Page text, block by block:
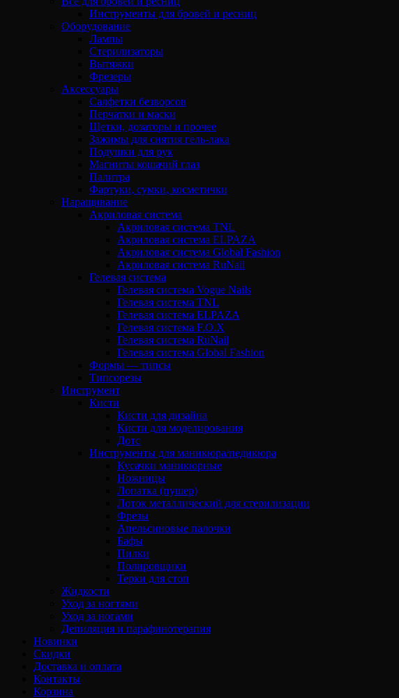
Инструменты для бровей и ресниц
Оборудование
Лампы
Стерилизаторы
Вытяжки
Фрезеры
Аксессуары
Салфетки безворсов
Перчатки и маски
Щетки, дозаторы и прочее
Зажимы для снятия гель-лака
Подушки для рук
Магниты кошачий глаз
Палитра
Фартуки, сумки, косметички
Наращивание
Акриловая система
Акриловая система TNL
Акриловая система ELPAZA
Акриловая система Global Fashion
Акриловая система RuNail
Гелевая система
Гелевая система Vogue Nails
Гелевая система TNL
Гелевая система ELPAZA
Гелевая система F.O.X
Гелевая система RuNail
Гелевая система Global Fashion
Формы — типсы
Типсорезы
Инструмент
Кисти
Кисти для дизайна
Кисти для моделирования
Дотс
Инструменты для маникюра/педикюра
Кусачки маникюрные
Ножницы
Лопатка (пушер)
Лоток металлический для стерилизации
Фрезы
Апельсиновые палочки
Бафы
Пилки
Полировщики
Терки для стоп
Жидкости
Уход за ногтями
Уход за ногами
Депиляция и парафинотерапия
Новинки
Скидки
Доставка и оплата
Контакты
Корзина